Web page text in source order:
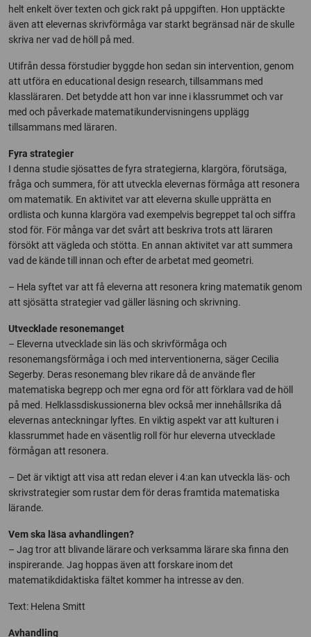
helt enkelt över texten och gick rakt på uppgiften. Hon upptäckte
även att elevernas skrivförmåga var starkt begränsad när de skulle
skriva ner vad de höll på med.
Utifrån dessa förstudier byggde hon sedan sin intervention, genom
att utföra en educational design research, tillsammans med
klassläraren. Det betydde att hon var inne i klassrummet och var
med och påverkade matematikundervisningens upplägg
tillsammans med läraren.
Fyra strategier
I denna studie sjösattes de fyra strategierna, klargöra, förutsäga,
fråga och summera, för att utveckla elevernas förmåga att resonera
om matematik. En aktivitet var att eleverna skulle upprätta en
ordlista och kunna klargöra vad exempelvis begreppet tal och siffra
stod för. För många var det svårt att beskriva trots att läraren
försökt att vägleda och stötta. En annan aktivitet var att summera
vad de kände till innan och efter de arbetat med geometri.
– Hela syftet var att få eleverna att resonera kring matematik genom
att sjösätta strategier vad gäller läsning och skrivning.
Utvecklade resonemanget
– Eleverna utvecklade sin läs och skrivförmåga och
resonemangsförmåga i och med interventionerna, säger Cecilia
Segerby. Deras resonemang blev rikare då de använde fler
matematiska begrepp och mer egna ord för att förklara vad de höll
på med. Helklassdiskussionerna blev också mer innehållsrika då
elevernas anteckningar lyftes. En viktig aspekt var att kulturen i
klassrummet hade en väsentlig roll för hur eleverna utvecklade
förmågan att resonera.
– Det är viktigt att visa att redan elever i 4:an kan utveckla läs- och
skrivstrategier som rustar dem för deras framtida matematiska
lärande.
Vem ska läsa avhandlingen?
– Jag tror att blivande lärare och verksamma lärare ska finna den
inspirerande. Jag hoppas även att forskare inom det
matematikdidaktiska fältet kommer ha intresse av den.
Text: Helena Smitt
Avhandling